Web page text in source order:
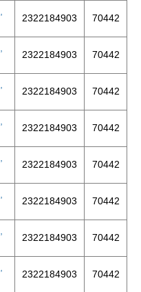
2322184903 70442
2322184903 70442
2322184903 70442
2322184903 70442
2322184903 70442
2322184903 70442
2322184903 70442
2322184903 70442